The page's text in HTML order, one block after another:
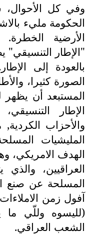
وفي كل
الحكومة مليء
الأرضية
"الإطار التنسيقي"
بالعودة إلى
الصورة كثيرا،
المستبعد أن يظهر
الإطار
والأحزاب
المليشيات
الهدف
العراقيين،
المسلحة عن صنع
آفول زمن
(لليسوه وللّي
الشعب العراقي.